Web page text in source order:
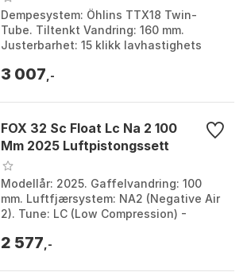
Dempesystem: Öhlins TTX18 Twin-
Tube. Tiltenkt Vandring: 160 mm.
Justerbarhet: 15 klikk lavhastighets
høyhastighets kompres...
3 007 ,-
FOX 32 Sc Float Lc Na 2 100
Mm 2025 Luftpistongssett
Modellår: 2025. Gaffelvandring: 100
mm. Luftfjærsystem: NA2 (Negative Air
2). Tune: LC (Low Compression) -
Silver. Størrelse:...
2 577 ,-